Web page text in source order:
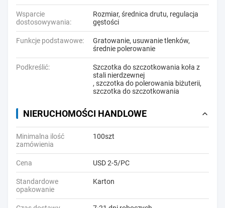
Wsparcie
dostosowywania:
Rozmiar, średnica drutu, regulacja
gęstości
Funkcje podstawowe:
Gratowanie, usuwanie tlenków,
średnie polerowanie
Podkreślić:
Szczotka do szczotkowania koła z
stali nierdzewnej
, szczotka do polerowania biżuterii,
szczotka do szczotkowania
NIERUCHOMOŚCI HANDLOWE
Minimalna ilość
zamówienia
100szt
Cena USD 2-5/PC
Standardowe
opakowanie
Karton